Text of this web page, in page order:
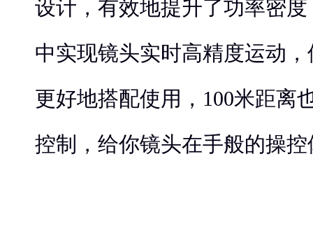
设计，有效地提升了功率密
中实现镜头实时高精度运动
更好地搭配使用，100米距离
控制，给你镜头在手般的操